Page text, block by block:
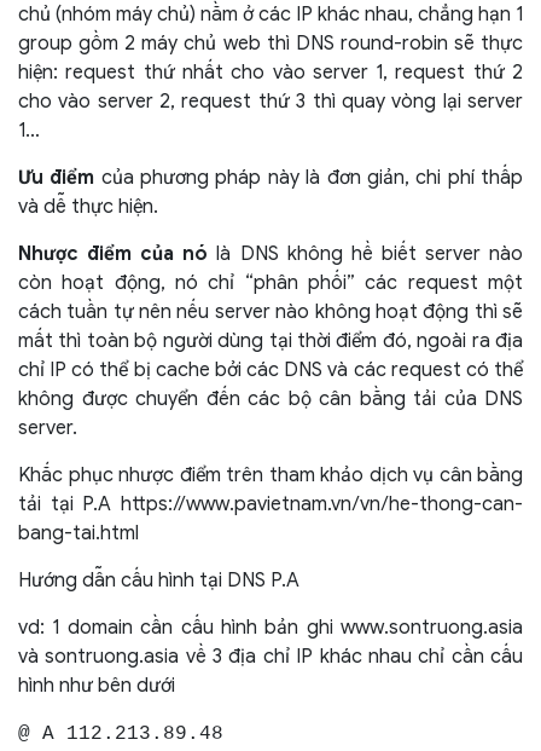
chủ (nhóm máy chủ) nằm ở các IP khác nhau, chẳng hạn 1
group gồm 2 máy chủ web thì DNS round-robin sẽ thực
hiện: request thứ nhất cho vào server 1, request thứ 2
cho vào server 2, request thứ 3 thì quay vòng lại server
1…
Ưu điểm của phương pháp này là đơn giản, chi phí thấp
và dễ thực hiện.
Nhược điểm của nólà DNS không hề biết server nào
còn hoạt động, nó chỉ “phân phối” các request một
cách tuần tự nên nếu server nào không hoạt động thì sẽ
mất thì toàn bộ người dùng tại thời điểm đó, ngoài ra địa
chỉ IP có thể bị cache bởi các DNS và các request có thể
không được chuyển đến các bộ cân bằng tải của DNS
server.
Khắc phục nhược điểm trên tham khảo dịch vụ cân bằng
tải tại P.A https://www.pavietnam.vn/vn/he-thong-can-
bang-tai.html
Hướng dẫn cấu hình tại DNS P.A
vd: 1 domain cần cấu hình bản ghi www.sontruong.asia
và sontruong.asia về 3 địa chỉ IP khác nhau chỉ cần cấu
hình như bên dưới
@ A 112.213.89.48